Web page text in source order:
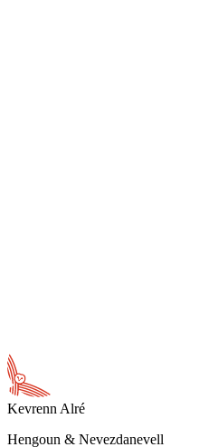
Kevrenn Alré
Hengoun & Nevezdanevell